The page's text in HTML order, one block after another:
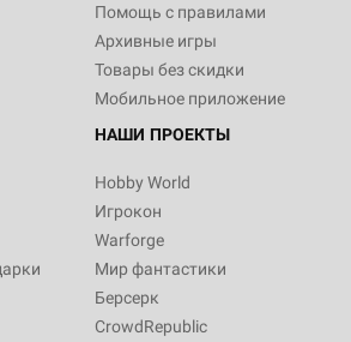
Помощь с правилами
Архивные игры
Товары без скидки
Мобильное приложение
НАШИ ПРОЕКТЫ
Hobby World
Игрокон
Warforge
Мир фантастики
Берсерк
CrowdRepublic